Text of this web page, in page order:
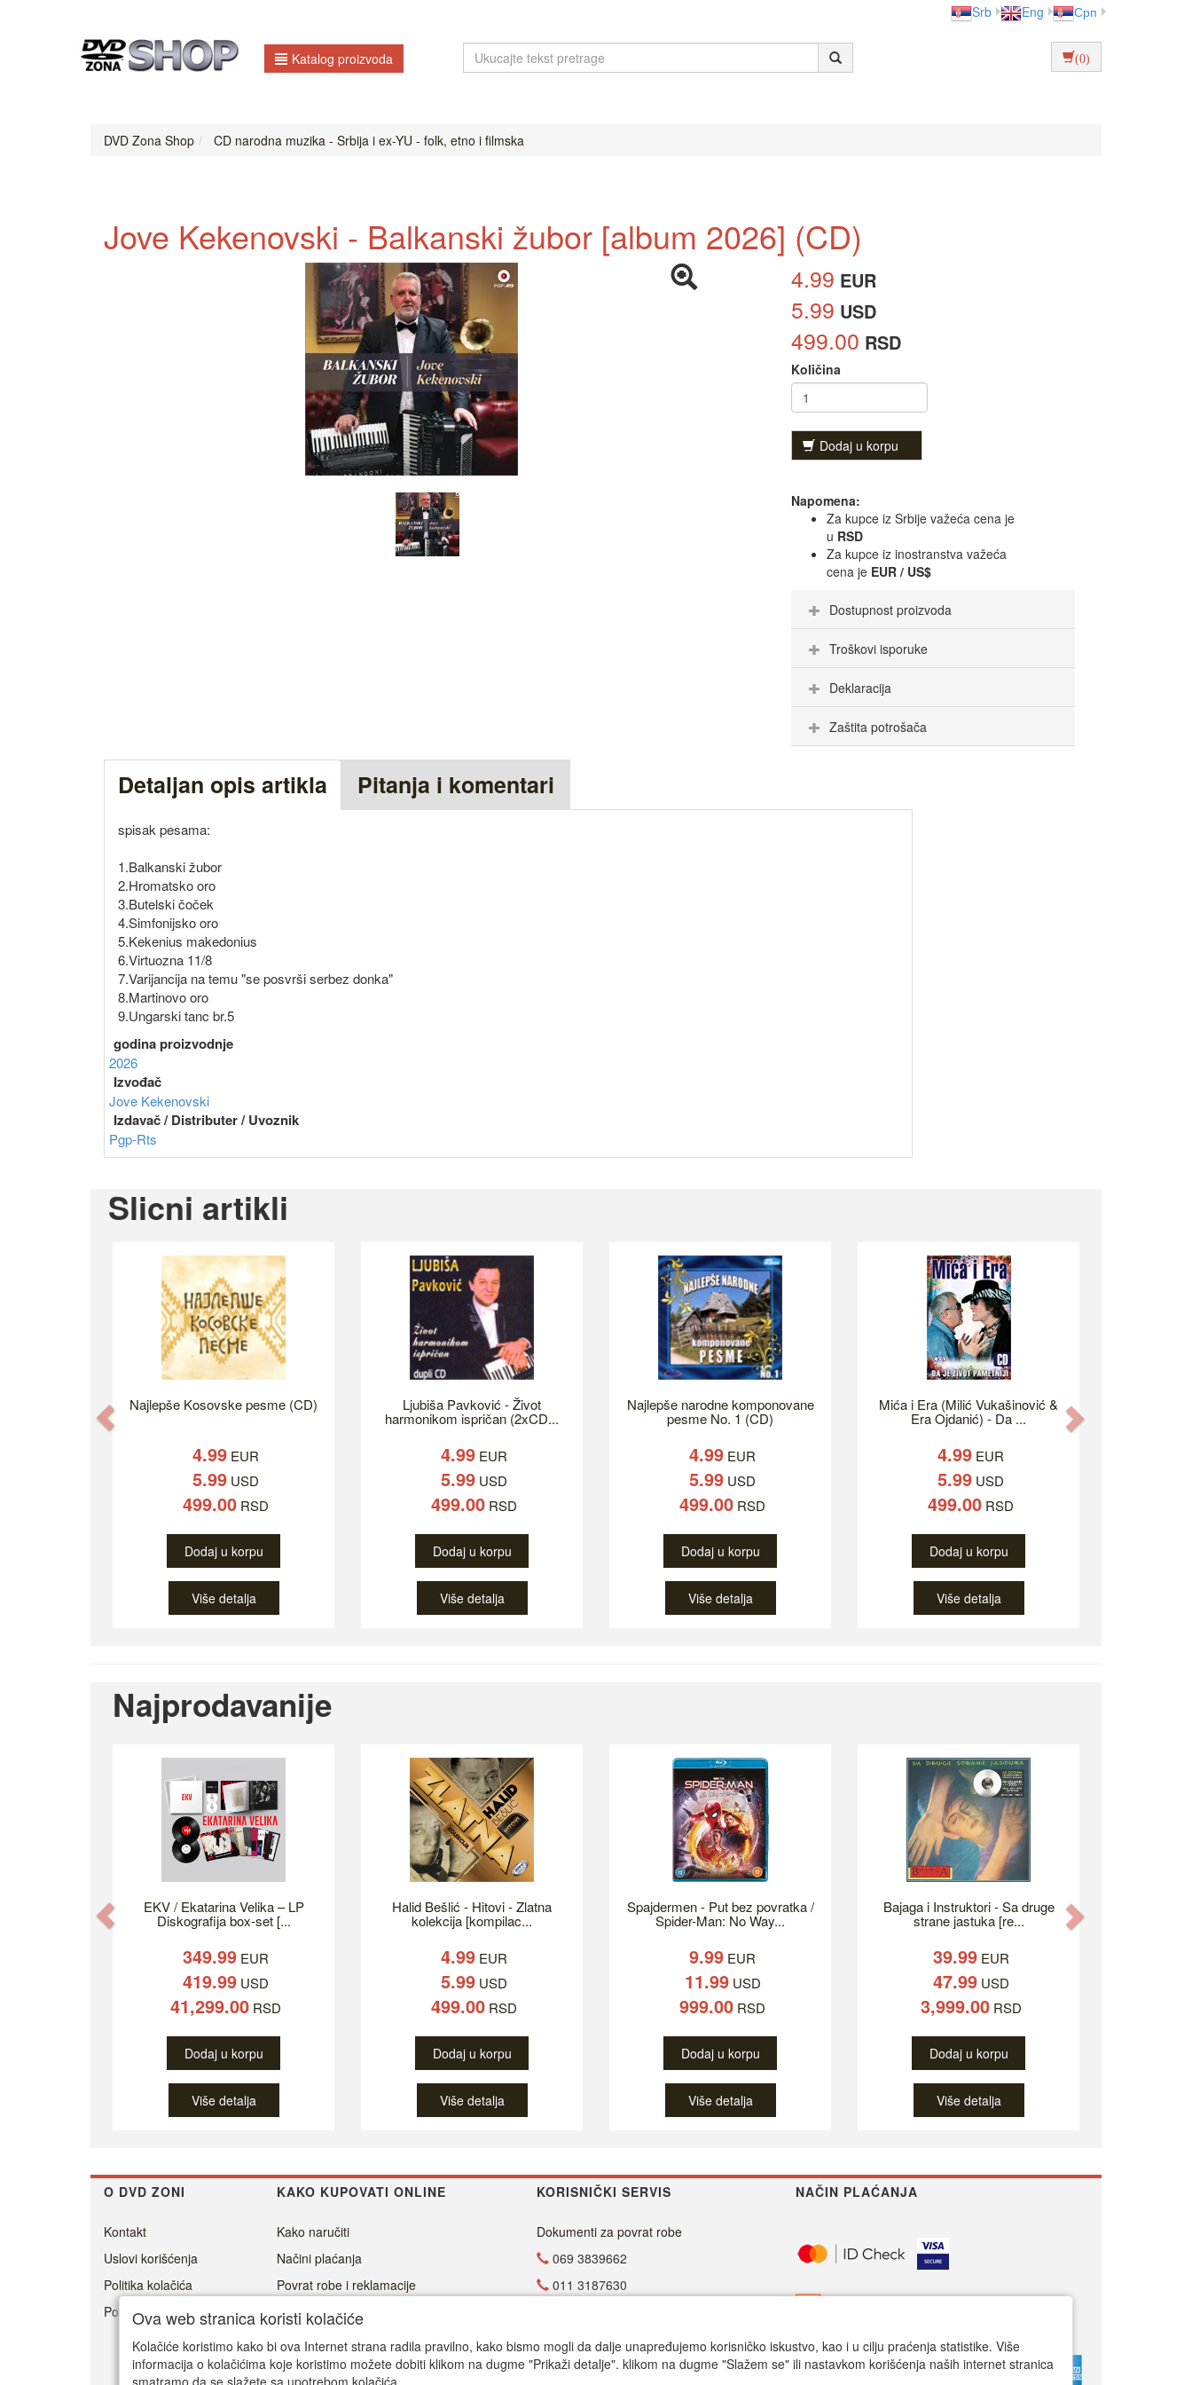
Srb Eng Срп
Katalog proizvoda (0)
DVD Zona Shop CD narodna muzika - Srbija i ex-YU - folk, etno i filmska
Jove Kekenovski - Balkanski žubor [album 2026] (CD)
4.99 EUR
5.99 USD
499.00 RSD
Količina
Dodaj u korpu
Napomena:
Za kupce iz Srbije važeća cena je
u RSD
Za kupce iz inostranstva važeća
cena je EUR / US$
Dostupnost proizvoda
Troškovi isporuke
Deklaracija
Zaštita potrošača
Detaljan opis artikla Pitanja i komentari
spisak pesama:
1.Balkanski žubor
2.Hromatsko oro
3.Butelski čoček
4.Simfonijsko oro
5.Kekenius makedonius
6.Virtuozna 11/8
7.Varijancija na temu "se posvrši serbez donka"
8.Martinovo oro
9.Ungarski tanc br.5
godina proizvodnje
2026
Izvođač
Jove Kekenovski
Izdavač / Distributer / Uvoznik
Pgp-Rts
Slicni artikli
Najlepše Kosovske pesme (CD)
4.99 EUR
5.99 USD
499.00 RSD
Dodaj u korpu
Više detalja
Ljubiša Pavković - Život
harmonikom ispričan (2xCD...
4.99 EUR
5.99 USD
499.00 RSD
Dodaj u korpu
Više detalja
Najlepše narodne komponovane
pesme No. 1 (CD)
4.99 EUR
5.99 USD
499.00 RSD
Dodaj u korpu
Više detalja
Mića i Era (Milić Vukašinović &
Era Ojdanić) - Da ...
4.99 EUR
5.99 USD
499.00 RSD
Dodaj u korpu
Više detalja
Previous
Najprodavanije
EKV / Ekatarina Velika – LP
Diskografija box-set [...
349.99 EUR
419.99 USD
41,299.00 RSD
Dodaj u korpu
Više detalja
Halid Bešlić - Hitovi - Zlatna
kolekcija [kompilac...
4.99 EUR
5.99 USD
499.00 RSD
Dodaj u korpu
Više detalja
Spajdermen - Put bez povratka /
Spider-Man: No Way...
9.99 EUR
11.99USD
999.00 RSD
Dodaj u korpu
Više detalja
Bajaga i Instruktori - Sa druge
strane jastuka [re...
39.99EUR
47.99USD
3,999.00RSD
Dodaj u korpu
Više detalja
Previous
O DVD ZONI KAKO KUPOVATI ONLINE KORISNIČKI SERVIS NAČIN PLAĆANJA
Kontakt
Uslovi korišćenja
Politika kolačića
Politika privatnosti
Kako naručiti
Načini plaćanja
Povrat robe i reklamacije
Cenovnik dostave
Isporuka
Dokumenti za povrat robe
069 3839662
011 3187630
office@dvdzona.co.rs
Radno vreme
Ova web stranica koristi kolačiće
Kolačiće koristimo kako bi ova Internet strana radila pravilno, kako bismo mogli da dalje unapređujemo korisničko iskustvo, kao i u cilju praćenja statistike. Više
informacija o kolačićima koje koristimo možete dobiti klikom na dugme "Prikaži detalje". klikom na dugme "Slažem se" ili nastavkom korišćenja naših internet stranica
smatramo da se slažete sa upotrebom kolačića.